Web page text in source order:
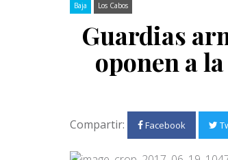
Baja Los Cabos
Guardias
oponen a
Compartir: Facebook